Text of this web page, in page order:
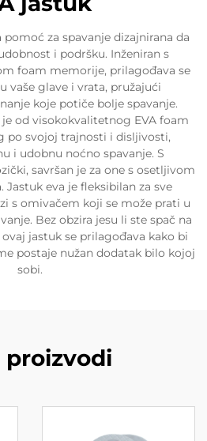
za spavanje dizajnirana da
i podršku. Inženiran s
foam memorije, prilagođava se
vaše glave i vrata, pružajući
koje potiče bolje spavanje.
je od visokokvalitetnog EVA foam
po svojoj trajnosti i disljivosti,
i udobnu noćno spavanje. S
savršan je za one s osetljivom
eva je fleksibilan za sve
s omivačem koji se može prati u
Bez obzira jesu li ste spač na
jastuk se prilagođava kako bi
postaje nužan dodatak bilo kojoj
sobi.
proizvodi